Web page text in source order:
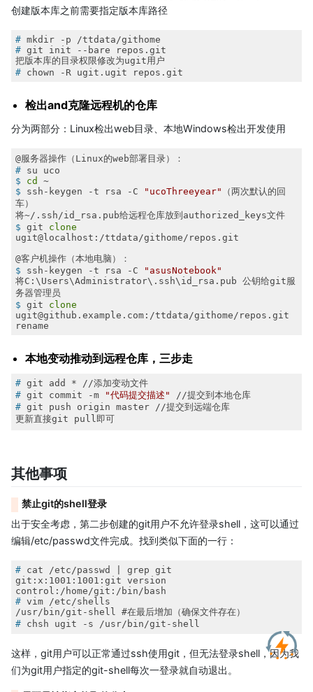
创建版本库之前需要指定版本库路径
# mkdir -p /ttdata/githome
# git init --bare repos.git
# chown -R ugit.ugit repos.git
检出and克隆远程机的仓库
分为两部分：Linux检出web目录、本地Windows检出开发使用
# su uco
$
cd
~
$ ssh-keygen -t rsa -C "ucoThreeyear"
（两次默认的回
车）
$ git clone
ugit@localhost:/ttdata/githome/repos.git
$ ssh-keygen -t rsa -C
"asusNotebook"
将C:\Users\Administrator\.ssh\id_rsa.pub 公钥给git服
$ git clone
ugit@github.example.com:/ttdata/githome/repos.git
rename
本地变动推动到远程仓库，三步走
# git add * //添加变动文件
# git commit -m "代码提交描述"
//提交到本地仓库
# git push origin master //提交到远端仓库
更新直接git pull即可
其他事项
禁止git的shell登录
出于安全考虑，第二步创建的git用户不允许登录shell，这可以通过
编辑/etc/passwd文件完成。找到类似下面的一行：
# cat /etc/passwd | grep git
git:x:1001:1001:git version
# vim /etc/shells
# chsh ugit -s /usr/bin/git-shell
这样，git用户可以正常通过ssh使用git，但无法登录shell，因为我
们为git用户指定的git-shell每次一登录就自动退出。